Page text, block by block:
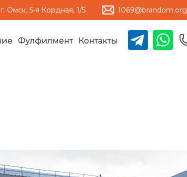
1069@brandom.org
г. Омск, ​5-я Кордная, 1/5
Контакты
Фулфилмент